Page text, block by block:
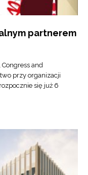
partnerem
and
przy organizacji
się już 6